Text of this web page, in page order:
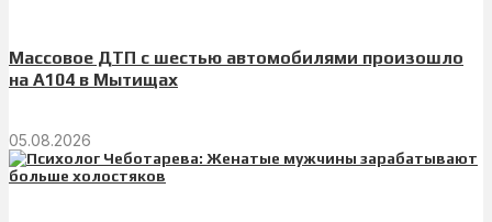
Массовое ДТП с шестью автомобилями произошло
на А104 в Мытищах
05.08.2026